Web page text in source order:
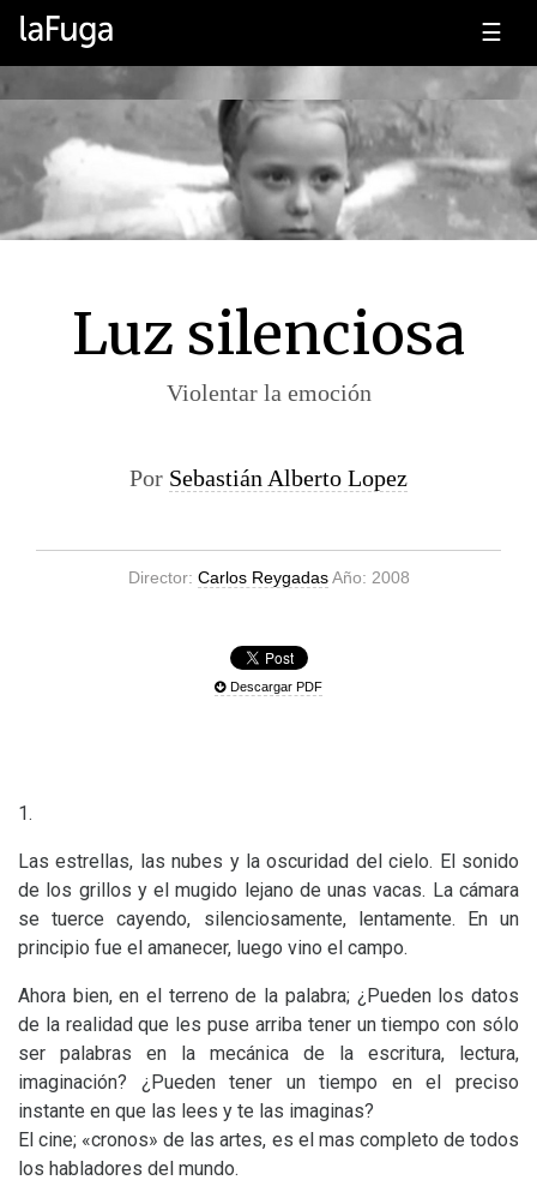
☰
Luz silenciosa
Violentar la emoción
Por Sebastián Alberto Lopez
Director: Carlos ReygadasAño: 2008
Descargar PDF
1.
Las estrellas, las nubes y la oscuridad del cielo. El sonido
de los grillos y el mugido lejano de unas vacas. La cámara
se tuerce cayendo, silenciosamente, lentamente. En un
principio fue el amanecer, luego vino el campo.
Ahora bien, en el terreno de la palabra; ¿Pueden los datos
de la realidad que les puse arriba tener un tiempo con sólo
ser palabras en la mecánica de la escritura, lectura,
imaginación? ¿Pueden tener un tiempo en el preciso
instante en que las lees y te las imaginas?
El cine; «cronos» de las artes, es el mas completo de todos
los habladores del mundo.